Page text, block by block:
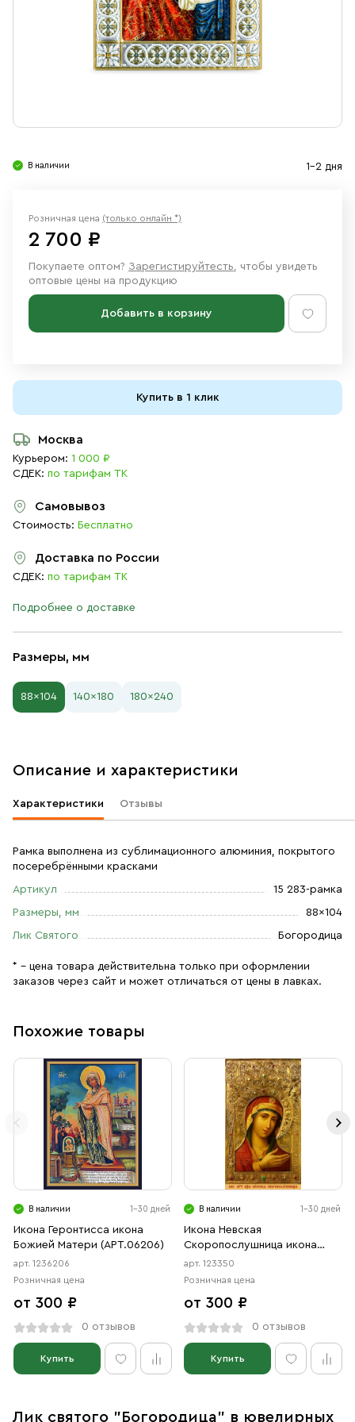
Ювелирные изделия
В наличии 1-2 дня
Размеры, мм
88×104 140×180 180×240
Розничная цена (только онлайн *)
2 700 ₽
Покупаете оптом? Зарегистируйтесть, чтобы увидеть
оптовые цены на продукцию
Добавить в корзину
Купить в 1 клик
Москва
Курьером: 1 000 ₽
СДЕК: по тарифам ТК
Самовывоз
Стоимость: Бесплатно
Доставка по России
СДЕК: по тарифам ТК
Подробнее о доставке
Описание и характеристики
Характеристики Отзывы
Рамка выполнена из сублимационного алюминия, покрытого
посеребрёнными красками
Артикул 15 283-рамка
Размеры, мм 88×104
Лик Святого Богородица
* – цена товара действительна только при оформлении
заказов через сайт и может отличаться от цены в лавках.
Похожие товары
В наличии 1-30 дней
Икона Геронтисса икона
Божией Матери (АРТ.06206)
арт. 1236206
Розничная цена
от 300 ₽
0 отзывов
Купить
В наличии 1-30 дней
Икона Невская
Скоропослушница икона
Божией Матери (АРТ.00350)
арт. 123350
Розничная цена
от 300 ₽
0 отзывов
Купить
Лик святого "Богородица" в ювелирных